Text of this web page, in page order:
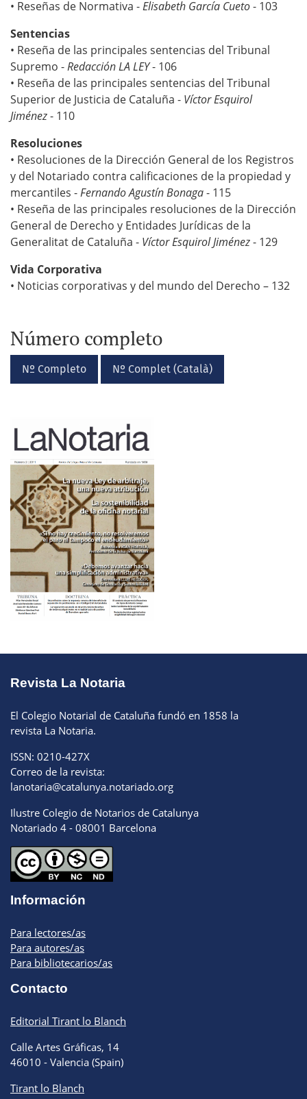
• Reseñas de Normativa -Elisabeth García Cueto- 103
Sentencias
• Reseña de las principales sentencias del Tribunal
Supremo -Redacción LA LEY- 106
• Reseña de las principales sentencias del Tribunal
Superior de Justicia de Cataluña - Víctor Esquirol
Jiménez- 110
Resoluciones
• Resoluciones de la Dirección General de los Registros
y del Notariado contra calificaciones de la propiedad y
mercantiles -Fernando Agustín Bonaga- 115
• Reseña de las principales resoluciones de la Dirección
General de Derecho y Entidades Jurídicas de la
Generalitat de Cataluña - Víctor Esquirol Jiménez- 129
Vida Corporativa
• Noticias corporativas y del mundo del Derecho – 132
Número completo
Nº Completo Nº Complet (Català)
Revista La Notaria
El Colegio Notarial de Cataluña fundó en 1858 la
revista La Notaria.
ISSN: 0210-427X
Correo de la revista:
lanotaria@catalunya.notariado.org
Ilustre Colegio de Notarios de Catalunya
Notariado 4 - 08001 Barcelona
Información
Para lectores/as
Para autores/as
Para bibliotecarios/as
Contacto
Editorial Tirant lo Blanch
Calle Artes Gráficas, 14
46010 - Valencia (Spain)
Tirant lo Blanch